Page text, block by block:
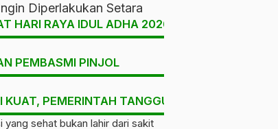
Diperlakukan Setara
HARI RAYA IDUL ADHA 2026
PEMBASMI PINJOL
KUAT, PEMERINTAH TANGGUH, RAKYAT